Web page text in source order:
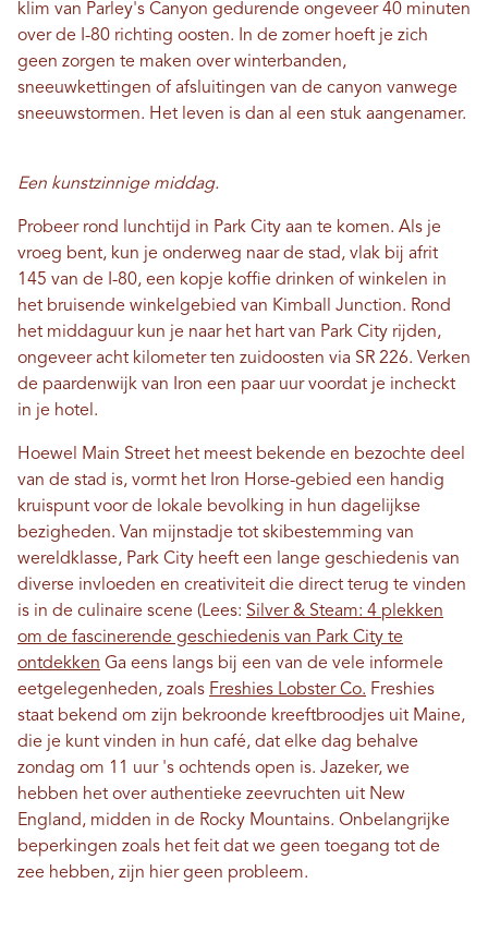
klim van Parley's Canyon gedurende ongeveer 40 minuten
over de I-80 richting oosten. In de zomer hoeft je zich
geen zorgen te maken over winterbanden,
sneeuwkettingen of afsluitingen van de canyon vanwege
sneeuwstormen. Het leven is dan al een stuk aangenamer.
Een kunstzinnige middag.
Probeer rond lunchtijd in Park City aan te komen. Als je
vroeg bent, kun je onderweg naar de stad, vlak bij afrit
145 van de I-80, een kopje koffie drinken of winkelen in
het bruisende winkelgebied van Kimball Junction. Rond
het middaguur kun je naar het hart van Park City rijden,
ongeveer acht kilometer ten zuidoosten via SR 226. Verken
de paardenwijk van Iron een paar uur voordat je incheckt
in je hotel.
Hoewel Main Street het meest bekende en bezochte deel
van de stad is, vormt het Iron Horse-gebied een handig
kruispunt voor de lokale bevolking in hun dagelijkse
bezigheden. Van mijnstadje tot skibestemming van
wereldklasse, Park City heeft een lange geschiedenis van
diverse invloeden en creativiteit die direct terug te vinden
is in de culinaire scene (Lees: Silver & Steam: 4 plekken
om de fascinerende geschiedenis van Park City te
ontdekken Ga eens langs bij een van de vele informele
eetgelegenheden, zoals Freshies Lobster Co. Freshies
staat bekend om zijn bekroonde kreeftbroodjes uit Maine,
die je kunt vinden in hun café, dat elke dag behalve
zondag om 11 uur 's ochtends open is. Jazeker, we
hebben het over authentieke zeevruchten uit New
England, midden in de Rocky Mountains. Onbelangrijke
beperkingen zoals het feit dat we geen toegang tot de
zee hebben, zijn hier geen probleem.